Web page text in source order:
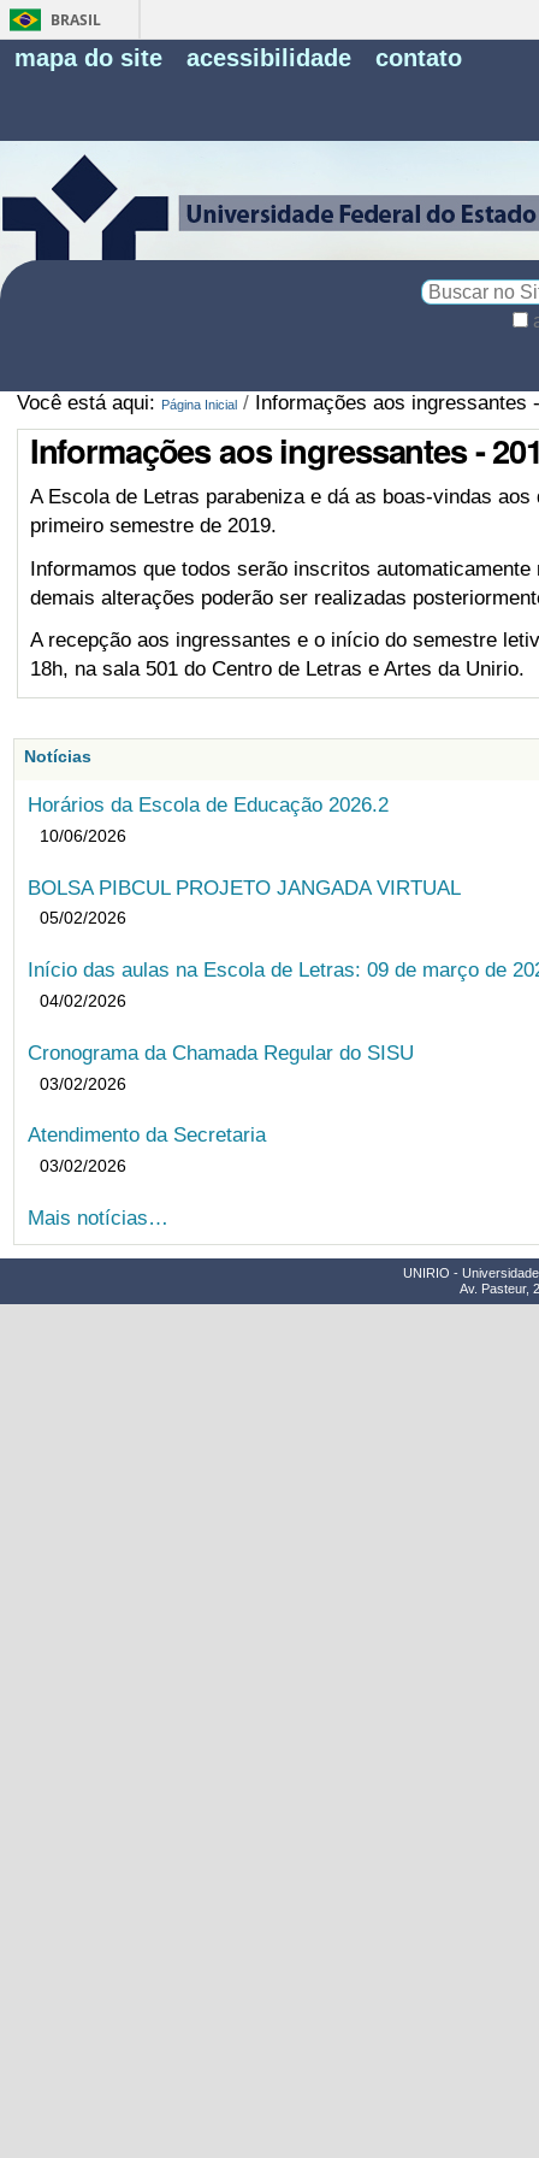
BRASIL
mapa do site acessibilidade contato
Você está aqui: Página Inicial / Informações aos ingressantes
Informações aos ingressantes -
A Escola de Letras parabeniza e dá as boas-vindas
primeiro semestre de 2019.
Informamos que todos serão inscritos
demais alterações poderão ser realizadas
A recepção aos ingressantes e o início do semestre
18h, na sala 501 do Centro de Letras e Artes da Unirio.
Notícias
Horários da Escola de Educação 2026.2
10/06/2026
BOLSA PIBCUL PROJETO JANGADA VIRTUAL
05/02/2026
Início das aulas na Escola de Letras: 09 de março de
04/02/2026
Cronograma da Chamada Regular do SISU
03/02/2026
Atendimento da Secretaria
03/02/2026
Mais notícias…
UNIRIO -
Av. Pasteur,